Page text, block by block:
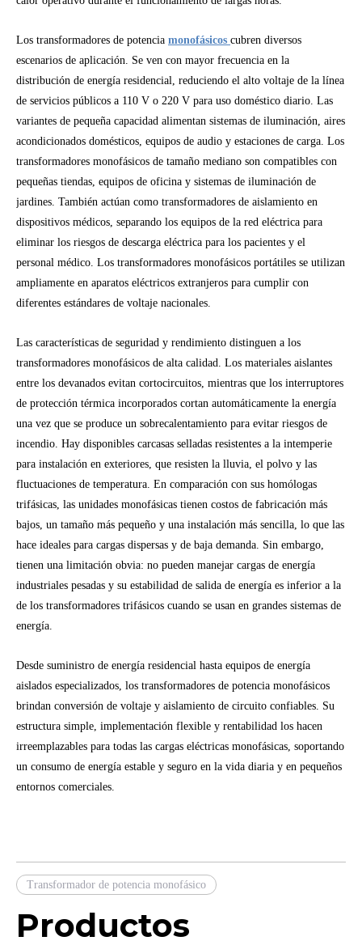
Los transformadores de potencia monofásicos cubren diversos
escenarios de aplicación. Se ven con mayor frecuencia en la
distribución de energía residencial, reduciendo el alto voltaje de la línea
de servicios públicos a 110 V o 220 V para uso doméstico diario. Las
variantes de pequeña capacidad alimentan sistemas de iluminación, aires
acondicionados domésticos, equipos de audio y estaciones de carga. Los
transformadores monofásicos de tamaño mediano son compatibles con
pequeñas tiendas, equipos de oficina y sistemas de iluminación de
jardines. También actúan como transformadores de aislamiento en
dispositivos médicos, separando los equipos de la red eléctrica para
eliminar los riesgos de descarga eléctrica para los pacientes y el
personal médico. Los transformadores monofásicos portátiles se utilizan
ampliamente en aparatos eléctricos extranjeros para cumplir con
diferentes estándares de voltaje nacionales.
Las características de seguridad y rendimiento distinguen a los
transformadores monofásicos de alta calidad. Los materiales aislantes
entre los devanados evitan cortocircuitos, mientras que los interruptores
de protección térmica incorporados cortan automáticamente la energía
una vez que se produce un sobrecalentamiento para evitar riesgos de
incendio. Hay disponibles carcasas selladas resistentes a la intemperie
para instalación en exteriores, que resisten la lluvia, el polvo y las
fluctuaciones de temperatura. En comparación con sus homólogas
trifásicas, las unidades monofásicas tienen costos de fabricación más
bajos, un tamaño más pequeño y una instalación más sencilla, lo que las
hace ideales para cargas dispersas y de baja demanda. Sin embargo,
tienen una limitación obvia: no pueden manejar cargas de energía
industriales pesadas y su estabilidad de salida de energía es inferior a la
de los transformadores trifásicos cuando se usan en grandes sistemas de
energía.
Desde suministro de energía residencial hasta equipos de energía
aislados especializados, los transformadores de potencia monofásicos
brindan conversión de voltaje y aislamiento de circuito confiables. Su
estructura simple, implementación flexible y rentabilidad los hacen
irreemplazables para todas las cargas eléctricas monofásicas, soportando
un consumo de energía estable y seguro en la vida diaria y en pequeños
entornos comerciales.
Transformador de potencia monofásico
Productos